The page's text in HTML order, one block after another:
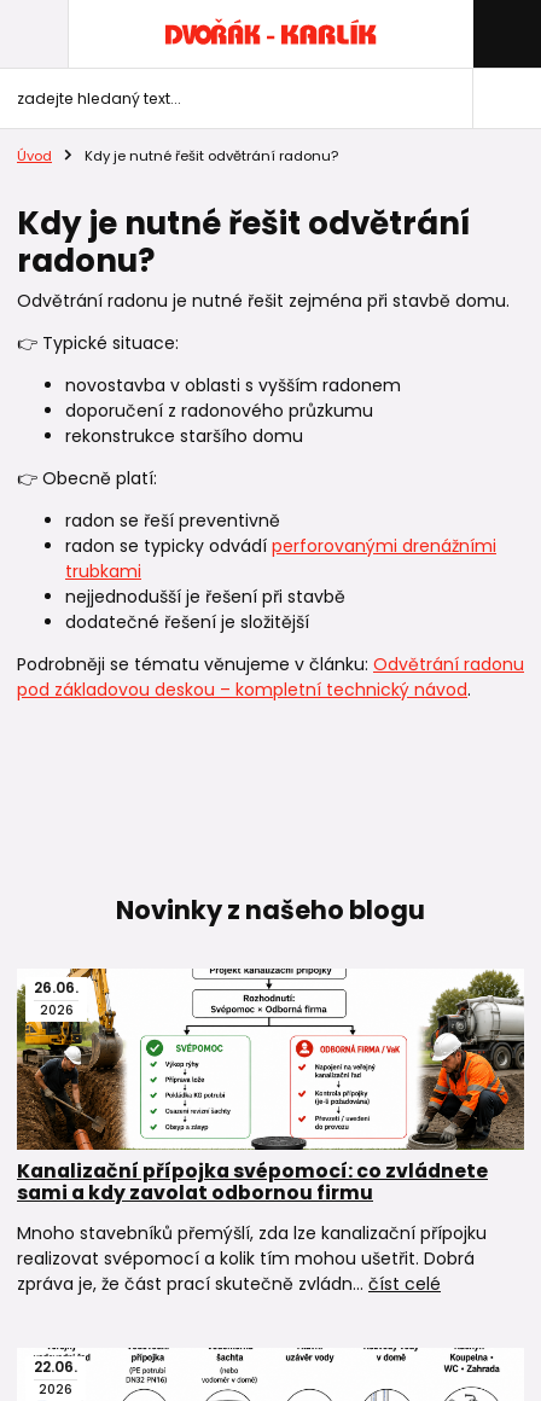
Úvod Kdy je nutné řešit odvětrání radonu?
Kdy je nutné řešit odvětrání
radonu?
Odvětrání radonu je nutné řešit zejména při stavbě domu.
👉 Typické situace:
novostavba v oblasti s vyšším radonem
doporučení z radonového průzkumu
rekonstrukce staršího domu
👉 Obecně platí:
radon se řeší preventivně
radon se typicky odvádí perforovanými drenážními
trubkami
nejjednodušší je řešení při stavbě
dodatečné řešení je složitější
Podrobněji se tématu věnujeme v článku: Odvětrání radonu
pod základovou deskou – kompletní technický návod.
Novinky z našeho blogu
26.06.
2026
Kanalizační přípojka svépomocí: co zvládnete
sami a kdy zavolat odbornou firmu
Mnoho stavebníků přemýšlí, zda lze kanalizační přípojku
realizovat svépomocí a kolik tím mohou ušetřit. Dobrá
zpráva je, že část prací skutečně zvládn... číst celé
22.06.
2026